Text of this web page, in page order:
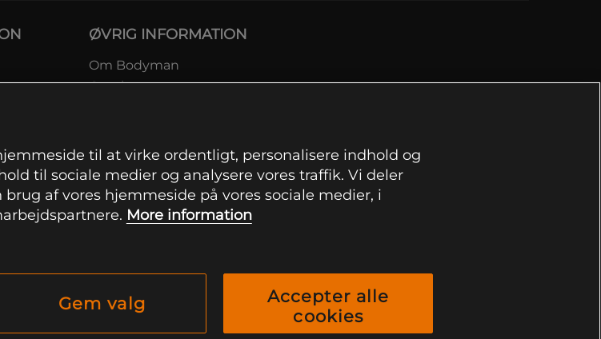
og
ØVRIG INFORMATION
Om Bodyman
Gavekort
til at virke ordentligt, personalisere indhold og
til sociale medier og analysere vores traffik. Vi deler
af vores hjemmeside på vores sociale medier, i
More information
Gem valg
Accepter alle
cookies